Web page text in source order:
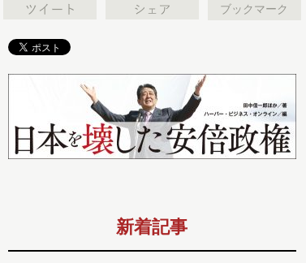
ブックマーク
新着記事